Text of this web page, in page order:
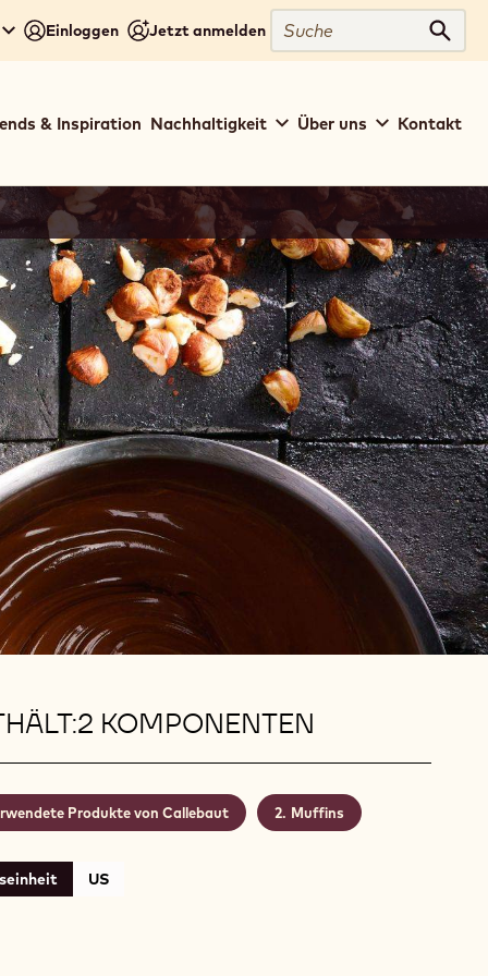
Einloggen Jetzt anmelden
Suche
& Inspiration Nachhaltigkeit Über uns Kontakt
KOMPONENTEN
Produkte von Callebaut Muffins
US